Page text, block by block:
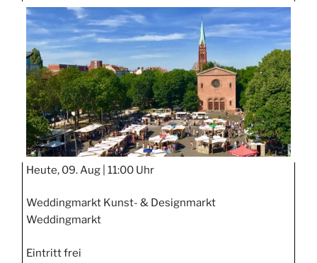
TAGE
STIPP
Heute, 09. Aug | 11:00 Uhr
Weddingmarkt Kunst- & Designmarkt
Weddingmarkt
Eintritt frei